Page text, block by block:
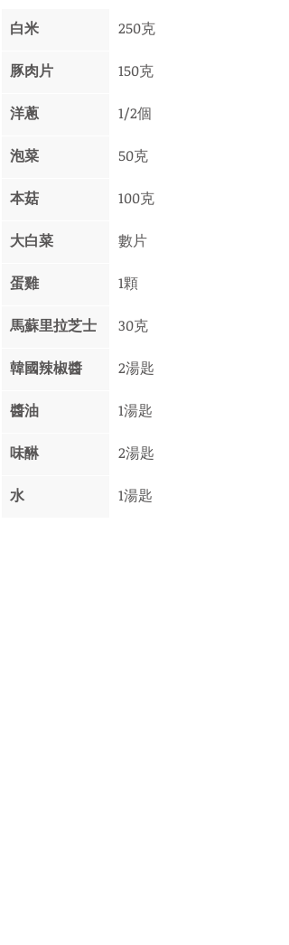
白米 250克
豚肉片 150克
洋蔥 1/2個
泡菜 50克
本菇 100克
大白菜 數片
蛋雞 1顆
馬蘇里拉芝士 30克
韓國辣椒醬 2湯匙
醬油 1湯匙
味醂 2湯匙
水 1湯匙